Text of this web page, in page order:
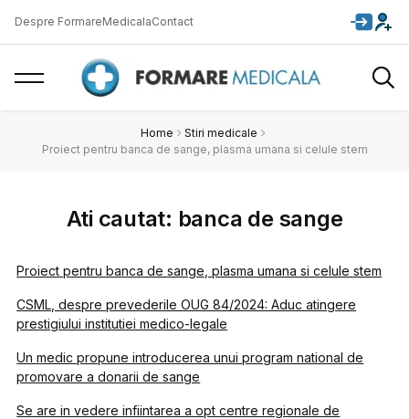
Despre FormareMedicalaContact
Home
Stiri medicale
Proiect pentru banca de sange, plasma umana si celule stem
Ati cautat: banca de sange
Proiect pentru banca de sange, plasma umana si celule stem
CSML, despre prevederile OUG 84/2024: Aduc atingere
prestigiului institutiei medico-legale
Un medic propune introducerea unui program national de
promovare a donarii de sange
Se are in vedere infiintarea a opt centre regionale de